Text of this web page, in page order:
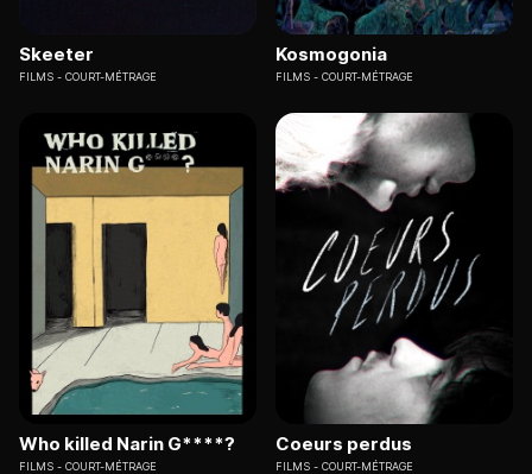
Skeeter
FILMS COURT-MÉTRAGE
Kosmogonia
FILMS COURT-MÉTRAGE
Who killed Narin G****?
FILMS COURT-MÉTRAGE
Coeurs perdus
FILMS COURT-MÉTRAGE